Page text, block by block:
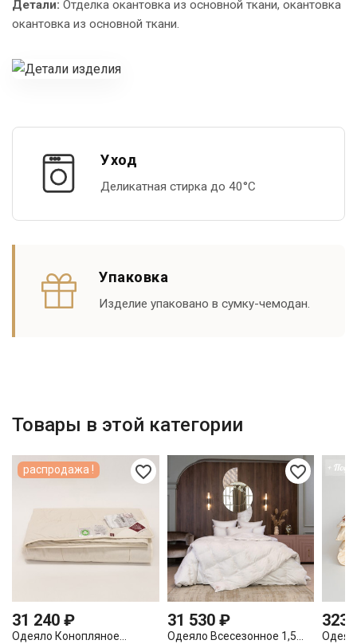
Детали: Отделка окантовка из основной ткани, окантовка
окантовка из основной ткани.
Уход
Деликатная стирка до 40°С
Упаковка
Изделие упаковано в сумку-чемодан.
Товары в этой категории
favorite_border
31 240 ₽
Одеяло Конопляное...
распродажа ! favorite_border
31 530 ₽
Одеяло Всесезонное 1,5...
323